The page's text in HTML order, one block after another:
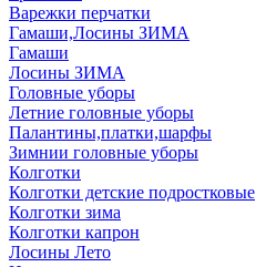
Варежки перчатки
Гамаши,Лосины ЗИМА
Гамаши
Лосины ЗИМА
Головные уборы
Летние головные уборы
Палантины,платки,шарфы
Зимнии головные уборы
Колготки
Колготки детские подростковые
Колготки зима
Колготки капрон
Лосины Лето